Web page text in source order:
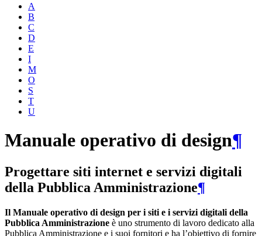
A
B
C
D
E
I
M
O
S
T
U
Manuale operativo di design¶
Progettare siti internet e servizi digitali
della Pubblica Amministrazione¶
Il Manuale operativo di design per i siti e i servizi digitali della
Pubblica Amministrazione è uno strumento di lavoro dedicato alla
Pubblica Amministrazione e i suoi fornitori e ha l’obiettivo di fornire